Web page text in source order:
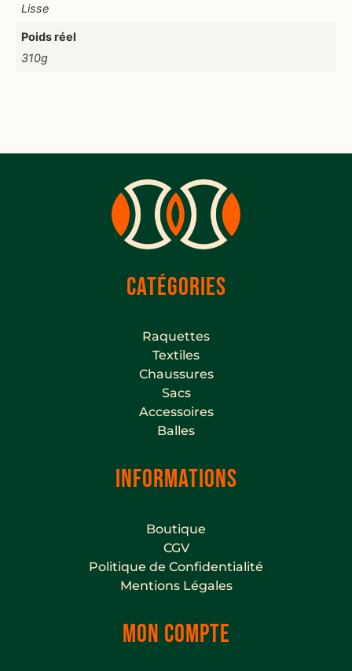
Lisse
Poids réel
310g
CATÉGORIES
Raquettes
Textiles
Chaussures
Sacs
Accessoires
Balles
INFORMATIONS
Boutique
CGV
Politique de Confidentialité
Mentions Légales
MON COMPTE